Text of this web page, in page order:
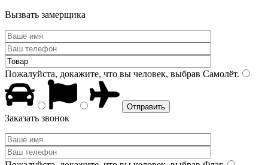
Вызвать замерщика
Пожалуйста, докажите, что вы человек, выбрав Самолёт.
Заказать звонок